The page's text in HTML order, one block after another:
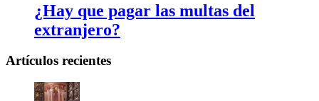
¿Hay que pagar las multas del
extranjero?
Artículos recientes